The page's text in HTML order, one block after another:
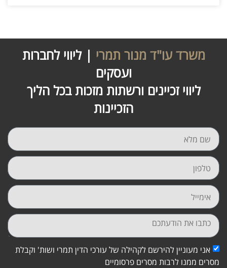
משרד עו"ד מנור תמרי | ליווי לחברות
ועסקים
ליווי זכיינים ורשתות מזכות בכל הליך
הזכיינות
אני מעוניין להירשם לקהילה של עורכי הדין תמרי ושות' וקבלת
מסרים ממנו לרבות מסרים פרסומיים